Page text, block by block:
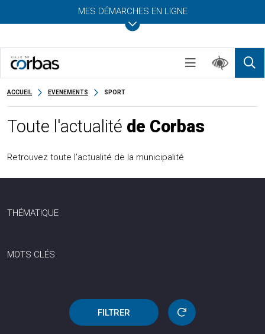
MES DÉMARCHES EN LIGNE
ACCUEIL EVENEMENTS SPORT
Toute l'actualité de Corbas
Retrouvez toute l’actualité de la municipalité
THÉMATIQUE
MOTS CLÉS
FILTRER